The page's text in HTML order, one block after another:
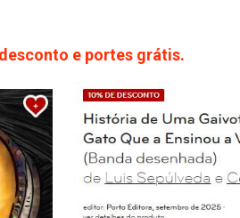
e portes grátis.